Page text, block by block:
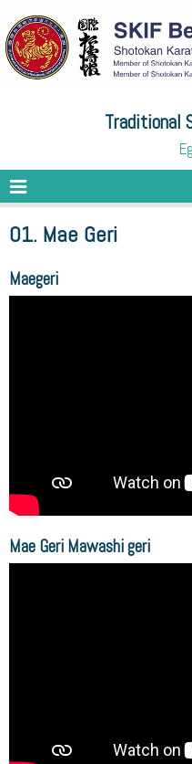
Traditional
01. Mae Geri
Maegeri
Mae Geri Mawashi geri